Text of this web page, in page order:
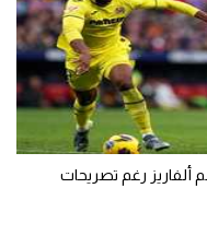
ألفاريز رغم تصريحات